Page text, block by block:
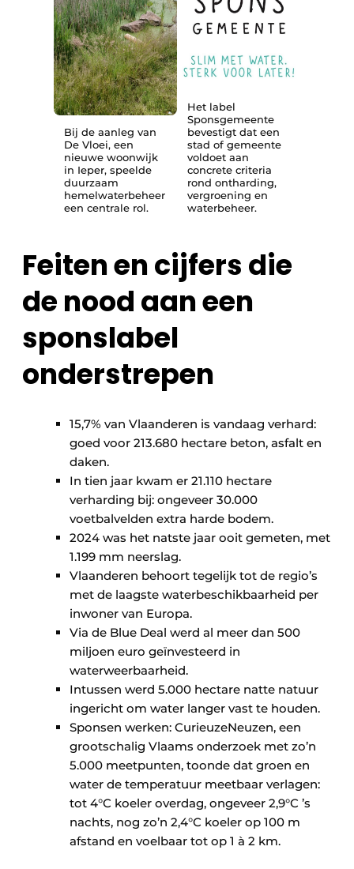
Bij de aanleg van
De Vloei, een
nieuwe woonwijk
in Ieper, speelde
duurzaam
hemelwaterbeheer
een centrale rol.
Het label
Sponsgemeente
bevestigt dat een
stad of gemeente
voldoet aan
concrete criteria
rond ontharding,
vergroening en
waterbeheer.
Feiten en cijfers die
de nood aan een
spons­label
onderstrepen
15,7% van Vlaanderen is vandaag verhard:
goed voor 213.680 hectare beton, asfalt en
daken.
In tien jaar kwam er 21.110 hectare
verharding bij: ongeveer 30.000
voetbalvelden extra harde bodem.
2024 was het natste jaar ooit gemeten, met
1.199 mm neerslag.
Vlaanderen behoort tegelijk tot de regio’s
met de laagste waterbeschikbaarheid per
inwoner van Europa.
Via de Blue Deal werd al meer dan 500
miljoen euro geïnvesteerd in
waterweerbaarheid.
Intussen werd 5.000 hectare natte natuur
ingericht om water langer vast te houden.
Sponsen werken: CurieuzeNeuzen, een
grootschalig Vlaams onderzoek met zo’n
5.000 meetpunten, toonde dat groen en
water de temperatuur meetbaar verlagen:
tot 4°C koeler overdag, ongeveer 2,9°C ’s
nachts, nog zo’n 2,4°C koeler op 100 m
afstand en voelbaar tot op 1 à 2 km.